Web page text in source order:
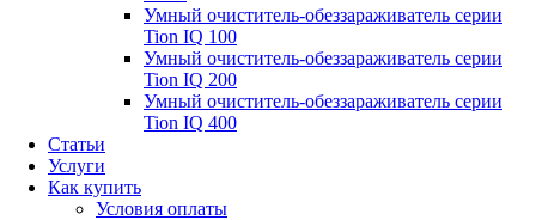
Умный очиститель-обеззараживатель серии
Tion IQ 100
Умный очиститель-обеззараживатель серии
Tion IQ 200
Умный очиститель-обеззараживатель серии
Tion IQ 400
Статьи
Услуги
Как купить
Условия оплаты